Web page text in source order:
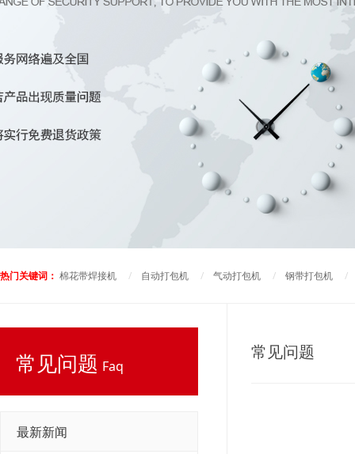
热门关键词： 棉花带焊接机 / 自动打包机 / 气动打包机 / 钢带打包机
常见问题 Faq
最新新闻
常见问题